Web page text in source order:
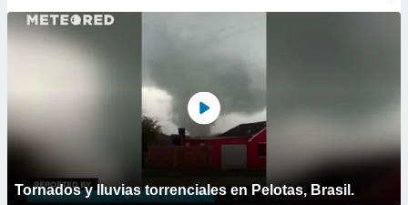
Tornados y lluvias torrenciales en Pelotas, Brasil.